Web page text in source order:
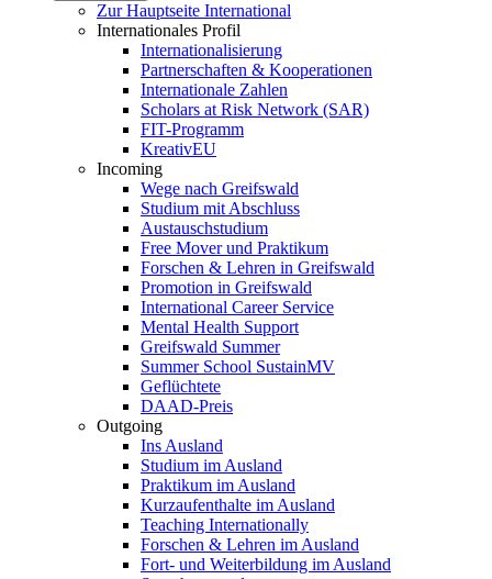
Zur Hauptseite International
Internationales Profil
Internationalisierung
Partnerschaften & Kooperationen
Internationale Zahlen
Scholars at Risk Network (SAR)
FIT-Programm
KreativEU
Incoming
Wege nach Greifswald
Studium mit Abschluss
Austauschstudium
Free Mover und Praktikum
Forschen & Lehren in Greifswald
Promotion in Greifswald
International Career Service
Mental Health Support
Greifswald Summer
Summer School SustainMV
Geflüchtete
DAAD-Preis
Outgoing
Ins Ausland
Studium im Ausland
Praktikum im Ausland
Kurzaufenthalte im Ausland
Teaching Internationally
Forschen & Lehren im Ausland
Fort- und Weiterbildung im Ausland